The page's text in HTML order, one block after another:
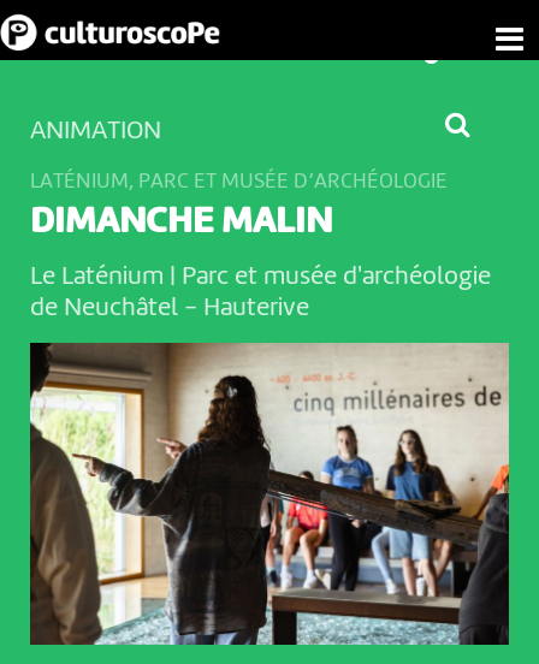
ANIMATION
LATÉNIUM, PARC ET MUSÉE D’ARCHÉOLOGIE
DIMANCHE MALIN
Le Laténium | Parc et musée d'archéologie
de Neuchâtel - Hauterive